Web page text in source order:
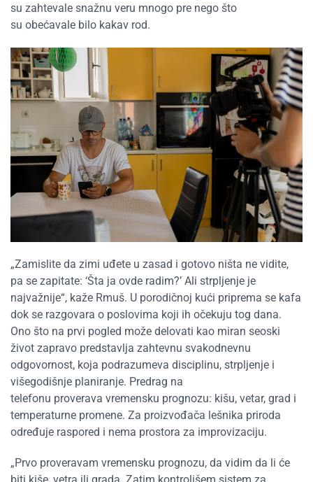
su zahtevale snažnu veru mnogo pre nego što
su obećavale bilo kakav rod.
„Zamislite da zimi uđete u zasad i gotovo ništa ne vidite,
pa se zapitate: ‘Šta ja ovde radim?’ Ali strpljenje je
najvažnije“, kaže Rmuš. U porodičnoj kući priprema se kafa
dok se razgovara o poslovima koji ih očekuju tog dana.
Ono što na prvi pogled može delovati kao miran seoski
život zapravo predstavlja zahtevnu svakodnevnu
odgovornost, koja podrazumeva disciplinu, strpljenje i
višegodišnje planiranje. Predrag na
telefonu proverava vremensku prognozu: kišu, vetar, grad i
temperaturne promene. Za proizvođača lešnika priroda
određuje raspored i nema prostora za improvizaciju.
„Prvo proveravam vremensku prognozu, da vidim da li će